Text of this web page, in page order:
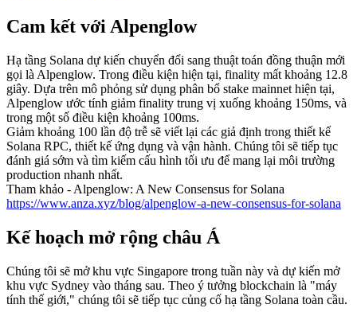
Cam kết với Alpenglow
Hạ tầng Solana dự kiến chuyển đổi sang thuật toán đồng thuận mới
gọi là Alpenglow. Trong điều kiện hiện tại, finality mất khoảng 12.8
giây. Dựa trên mô phỏng sử dụng phân bổ stake mainnet hiện tại,
Alpenglow ước tính giảm finality trung vị xuống khoảng 150ms, và
trong một số điều kiện khoảng 100ms.
Giảm khoảng 100 lần độ trễ sẽ viết lại các giả định trong thiết kế
Solana RPC, thiết kế ứng dụng và vận hành. Chúng tôi sẽ tiếp tục
đánh giá sớm và tìm kiếm cấu hình tối ưu để mang lại môi trường
production nhanh nhất.
Tham khảo - Alpenglow: A New Consensus for Solana
https://www.anza.xyz/blog/alpenglow-a-new-consensus-for-solana
Kế hoạch mở rộng châu Á
Chúng tôi sẽ mở khu vực Singapore trong tuần này và dự kiến mở
khu vực Sydney vào tháng sau. Theo ý tưởng blockchain là "máy
tính thế giới," chúng tôi sẽ tiếp tục củng cố hạ tầng Solana toàn cầu.